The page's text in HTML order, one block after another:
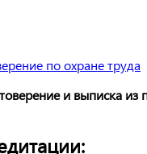
и выписка из